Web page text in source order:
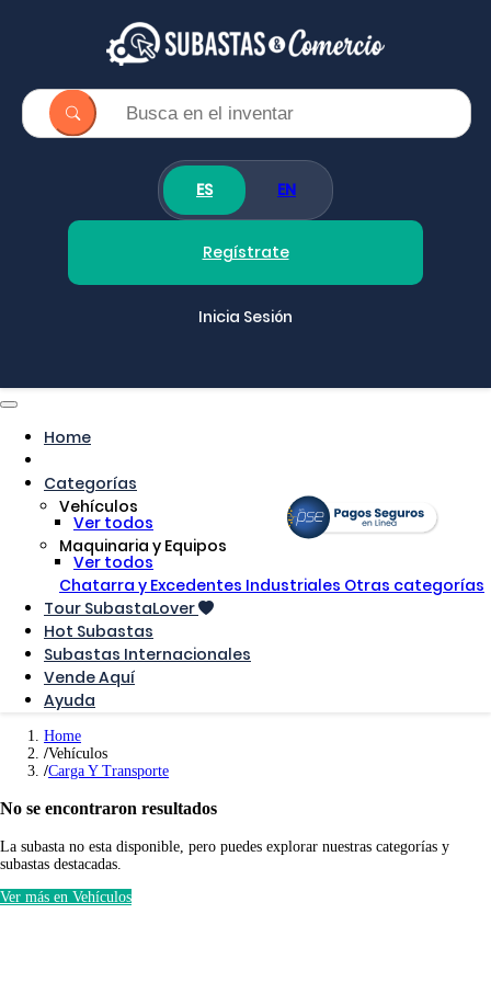
ES EN
Regístrate
Inicia Sesión
Home
Categorías
Vehículos
Ver todos
Maquinaria y Equipos
Ver todos
Chatarra y Excedentes Industriales Otras categorías
Tour SubastaLover
Hot Subastas
Subastas Internacionales
Vende Aquí
Ayuda
Home
Vehículos
Carga Y Transporte
No se encontraron resultados
La subasta no esta disponible, pero puedes explorar nuestras categorías y
subastas destacadas.
Ver más en Vehículos